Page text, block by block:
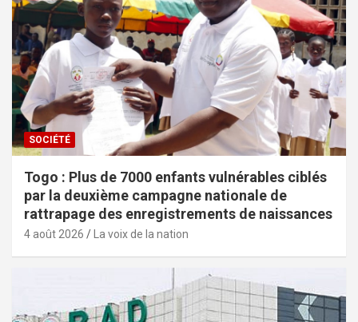
SOCIÉTÉ
Togo : Plus de 7000 enfants vulnérables ciblés
par la deuxième campagne nationale de
rattrapage des enregistrements de naissances
4 août 2026 La voix de la nation